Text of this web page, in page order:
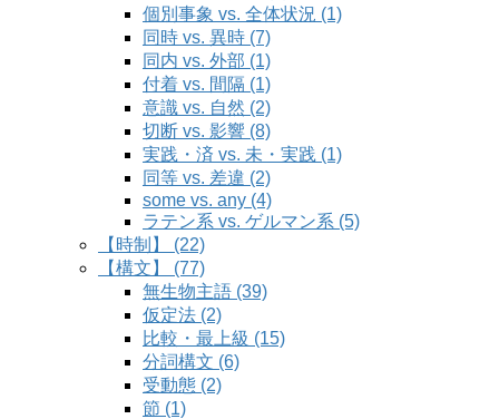
個別事象 vs. 全体状況 (1)
同時 vs. 異時 (7)
同内 vs. 外部 (1)
付着 vs. 間隔 (1)
意識 vs. 自然 (2)
切断 vs. 影響 (8)
実践・済 vs. 未・実践 (1)
同等 vs. 差違 (2)
some vs. any (4)
ラテン系 vs. ゲルマン系 (5)
【時制】 (22)
【構文】 (77)
無生物主語 (39)
仮定法 (2)
比較・最上級 (15)
分詞構文 (6)
受動態 (2)
節 (1)